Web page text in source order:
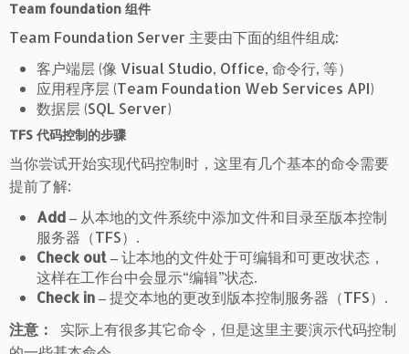
Team foundation 组件
Team Foundation Server 主要由下面的组件组成:
客户端层 (像 Visual Studio, Office, 命令行, 等）
应用程序层 (Team Foundation Web Services API)
数据层 (SQL Server)
TFS 代码控制的步骤
当你尝试开始实现代码控制时，这里有几个基本的命令需要
提前了解:
Add ‒ 从本地的文件系统中添加文件和目录至版本控制
服务器（TFS）.
Check out ‒让本地的文件处于可编辑和可更改状态，
这样在工作台中会显示“编辑”状态.
Check in ‒提交本地的更改到版本控制服务器（TFS）.
注意：
实际上有很多其它命令，但是这里主要演示代码控制